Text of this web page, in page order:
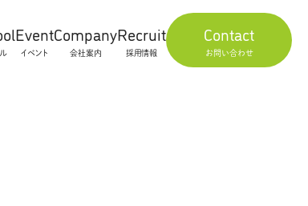
Event
イベント
Company
会社案内
Recruit
採用情報
Contact
お問い合わせ